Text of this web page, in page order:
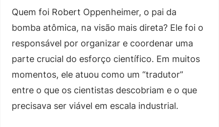
Quem foi Robert Oppenheimer, o pai da
bomba atômica, na visão mais direta? Ele foi o
responsável por organizar e coordenar uma
parte crucial do esforço científico. Em muitos
momentos, ele atuou como um “tradutor”
entre o que os cientistas descobriam e o que
precisava ser viável em escala industrial.